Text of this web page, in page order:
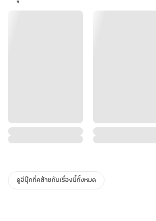
ดูอีบุ๊กที่คล้ายกับเรื่องนี้ทั้งหมด